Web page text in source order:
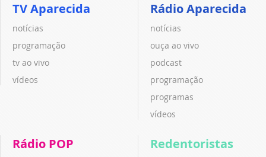
TV Aparecida
notícias
programação
tv ao vivo
vídeos
Rádio Aparecida
notícias
ouça ao vivo
podcast
programação
programas
vídeos
Rádio POP Redentoristas